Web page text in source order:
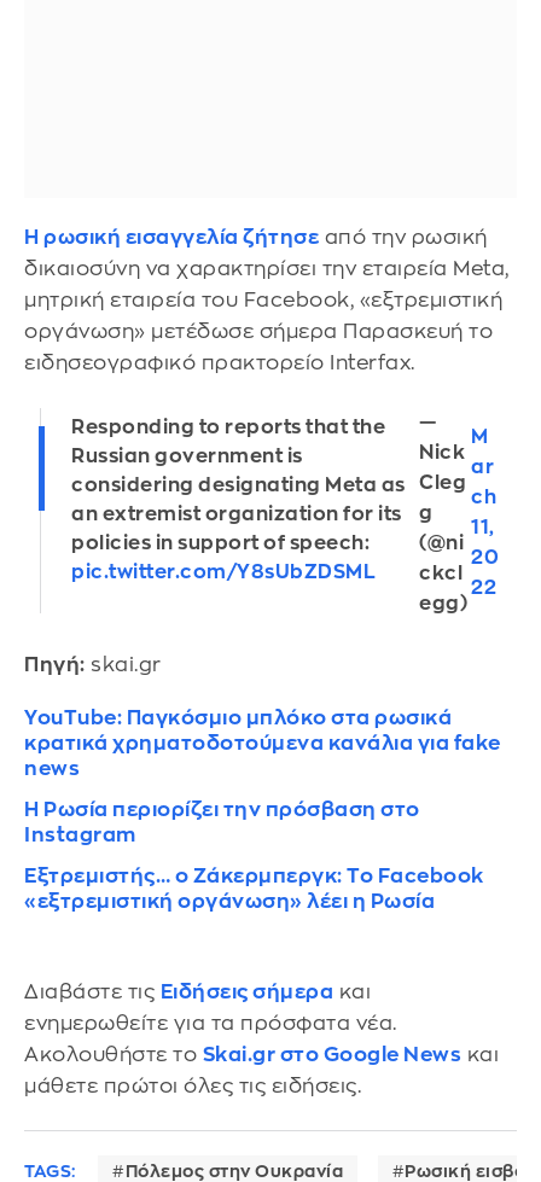
Η ρωσική εισαγγελία ζήτησε από την ρωσική
δικαιοσύνη να χαρακτηρίσει την εταιρεία Meta,
μητρική εταιρεία του Facebook, «εξτρεμιστική
οργάνωση» μετέδωσε σήμερα Παρασκευή το
ειδησεογραφικό πρακτορείο Interfax.
Responding to reports that the
Russian government is
considering designating Meta as
an extremist organization for its
policies in support of speech:
pic.twitter.com/Y8sUbZDSML
—
Nick
Cleg
g
(@ni
ckcl
egg)
M
ar
ch
11,
20
22
Πηγή: skai.gr
YouTube: Παγκόσμιο μπλόκο στα ρωσικά
κρατικά χρηματοδοτούμενα κανάλια για fake
news
Η Ρωσία περιορίζει την πρόσβαση στο
Instagram
Εξτρεμιστής… ο Ζάκερμπεργκ: To Facebook
«εξτρεμιστική οργάνωση» λέει η Ρωσία
Διαβάστε τις Ειδήσεις σήμερα και
ενημερωθείτε για τα πρόσφατα νέα.
Ακολουθήστε το Skai.gr στο Google News και
μάθετε πρώτοι όλες τις ειδήσεις.
TAGS: Πόλεμος στην Ουκρανία Ρωσική